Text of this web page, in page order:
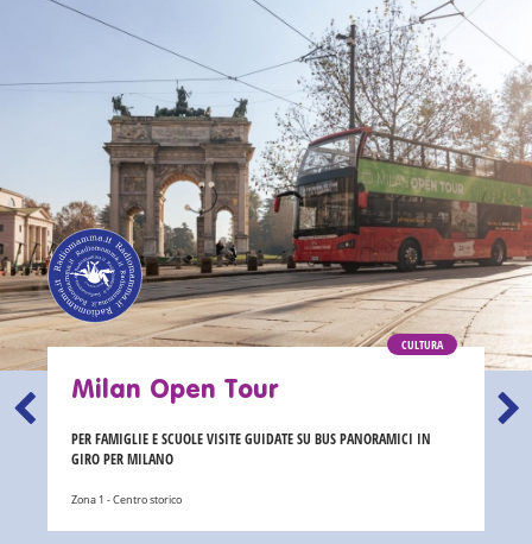
CULTURA
Milan Open Tour
PER FAMIGLIE E SCUOLE VISITE GUIDATE SU BUS PANORAMICI IN
GIRO PER MILANO
Zona 1 - Centro storico